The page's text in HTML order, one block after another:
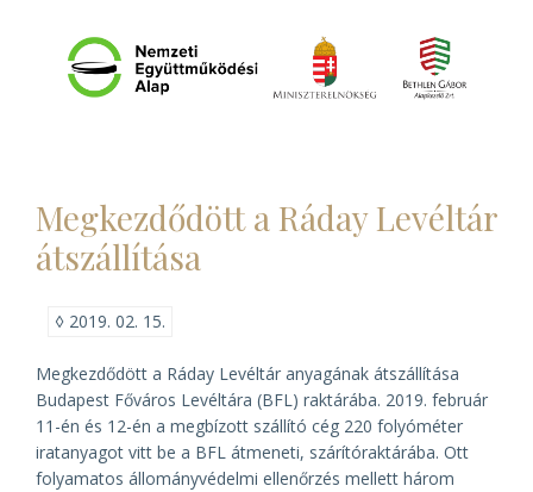
Megkezdődött a Ráday Levéltár
átszállítása
◊ 2019. 02. 15.
Megkezdődött a Ráday Levéltár anyagának átszállítása
Budapest Főváros Levéltára (BFL) raktárába. 2019. február
11-én és 12-én a megbízott szállító cég 220 folyóméter
iratanyagot vitt be a BFL átmeneti, szárítóraktárába. Ott
folyamatos állományvédelmi ellenőrzés mellett három